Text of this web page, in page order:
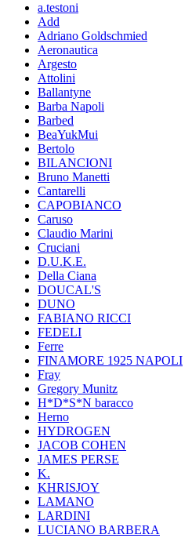
a.testoni
Add
Adriano Goldschmied
Aeronautica
Argesto
Attolini
Ballantyne
Barba Napoli
Barbed
BeaYukMui
Bertolo
BILANCIONI
Bruno Manetti
Cantarelli
CAPOBIANCO
Caruso
Claudio Marini
Cruciani
D.U.K.E.
Della Ciana
DOUCAL'S
DUNO
FABIANO RICCI
FEDELI
Ferre
FINAMORE 1925 NAPOLI
Fray
Gregory Munitz
H*D*S*N baracco
Herno
HYDROGEN
JACOB COHEN
JAMES PERSE
K.
KHRISJOY
LAMANO
LARDINI
LUCIANO BARBERA